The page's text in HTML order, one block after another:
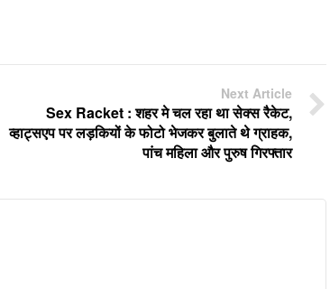
Next Article
Sex Racket : शहर मे चल रहा था सेक्स रैकेट,
व्हाट्सएप पर लड़कियों के फोटो भेजकर बुलाते थे ग्राहक,
पांच महिला और पुरुष गिरफ्तार